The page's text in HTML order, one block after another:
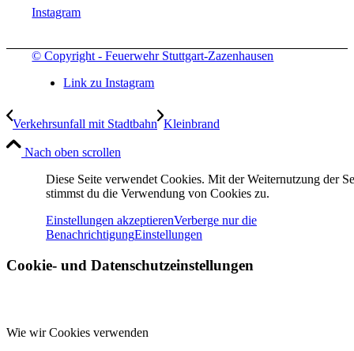
Instagram
© Copyright - Feuerwehr Stuttgart-Zazenhausen
Link zu Instagram
Verkehrsunfall mit Stadtbahn Kleinbrand
Nach oben scrollen
Diese Seite verwendet Cookies. Mit der Weiternutzung der
stimmst du die Verwendung von Cookies zu.
Einstellungen akzeptierenVerberge nur die
BenachrichtigungEinstellungen
Cookie- und Datenschutzeinstellungen
Wie wir Cookies verwenden